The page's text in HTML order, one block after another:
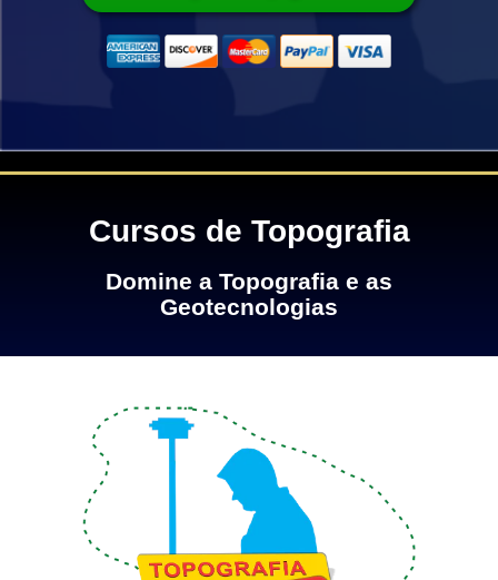
Cursos de Topografia
Domine a Topografia e as
Geotecnologias